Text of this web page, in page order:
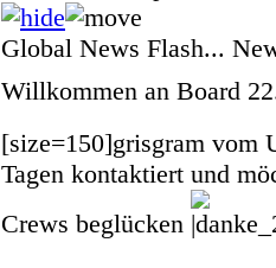
Global News Flash...
Willkommen an Board
[size=150]grisgram vom
Tagen kontaktiert und
Crews beglücken